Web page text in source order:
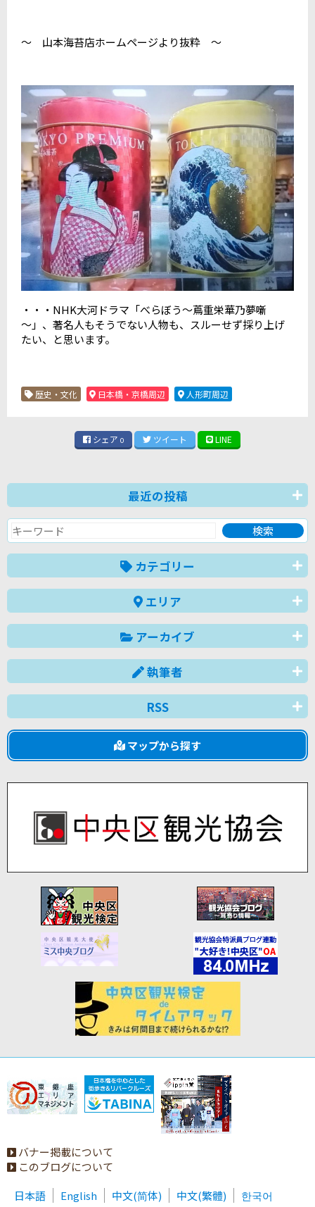
～ 山本海苔店ホームページより抜粋 ～
・・・NHK大河ドラマ「べらぼう～蔦重栄華乃夢噺
～」、著名人もそうでない人物も、スルーせず採り上げ
たい、と思います。
歴史・文化 日本橋・京橋周辺 人形町周辺
シェア 0 ツイート LINE
最近の投稿
カテゴリー
エリア
アーカイブ
執筆者
RSS
マップから探す
バナー掲載について
このブログについて
日本語
English 中文(简体) 中文(繁體) 한국어